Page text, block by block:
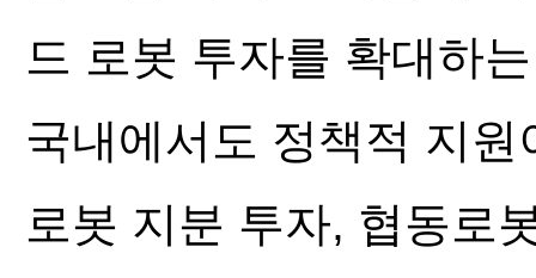
드 로봇 투자를 확대하
국내에서도 정책적 지
로봇 지분 투자, 협동로